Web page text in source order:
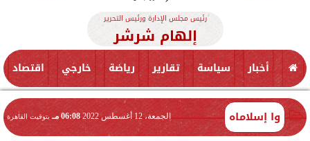
رئيس مجلس الإدارة ورئيس التحرير
إلهام شرشر
أخبار سياسة تقارير رياضة خارجي اقتصاد
وا إسلاماه الجمعة، 12 أغسطس 2022 06:08 مـ بتوقيت القاهرة